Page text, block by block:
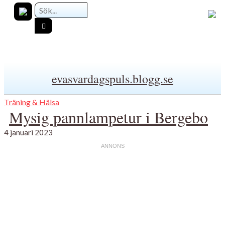
evasvardagspuls.blogg.se
Träning & Hälsa
Mysig pannlampetur i Bergebo
4 januari 2023